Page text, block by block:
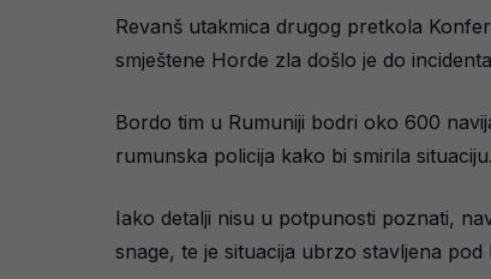
Revanš utakmica drugog pretkola
smještene Horde zla došlo je do
Bordo tim u Rumuniji bodri oko 600
rumunska policija kako bi smirila situaciju.
Iako detalji nisu u potpunosti poznati,
snage, te je situacija ubrzo stavljena